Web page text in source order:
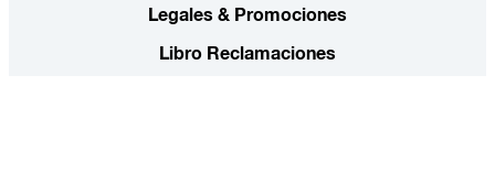
Legales & Promociones
Libro Reclamaciones